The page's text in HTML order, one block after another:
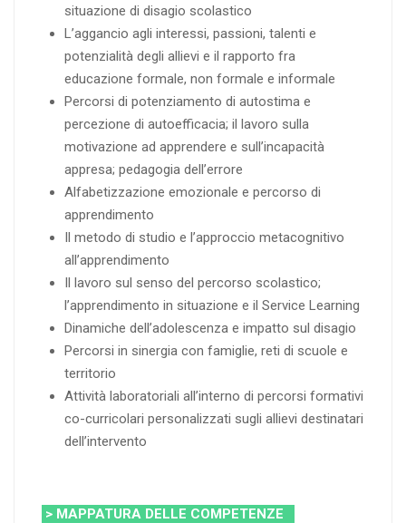
situazione di disagio scolastico
L’aggancio agli interessi, passioni, talenti e
potenzialità degli allievi e il rapporto fra
educazione formale, non formale e informale
Percorsi di potenziamento di autostima e
percezione di autoefficacia; il lavoro sulla
motivazione ad apprendere e sull’incapacità
appresa; pedagogia dell’errore
Alfabetizzazione emozionale e percorso di
apprendimento
Il metodo di studio e l’approccio metacognitivo
all’apprendimento
Il lavoro sul senso del percorso scolastico;
l’apprendimento in situazione e il Service Learning
Dinamiche dell’adolescenza e impatto sul disagio
Percorsi in sinergia con famiglie, reti di scuole e
territorio
Attività laboratoriali all’interno di percorsi formativi
co-curricolari personalizzati sugli allievi destinatari
dell’intervento
> MAPPATURA DELLE COMPETENZE